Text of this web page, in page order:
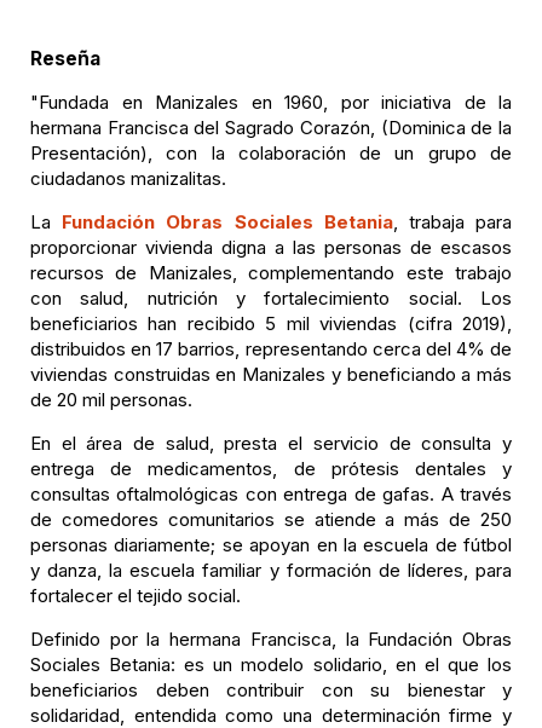
Reseña
"Fundada en Manizales en 1960, por iniciativa de la
hermana Francisca del Sagrado Corazón, (Dominica de la
Presentación), con la colaboración de un grupo de
ciudadanos manizalitas.
La Fundación Obras Sociales Betania, trabaja para
proporcionar vivienda digna a las personas de escasos
recursos de Manizales, complementando este trabajo
con salud, nutrición y fortalecimiento social. Los
beneficiarios han recibido 5 mil viviendas (cifra 2019),
distribuidos en 17 barrios, representando cerca del 4% de
viviendas construidas en Manizales y beneficiando a más
de 20 mil personas.
En el área de salud, presta el servicio de consulta y
entrega de medicamentos, de prótesis dentales y
consultas oftalmológicas con entrega de gafas. A través
de comedores comunitarios se atiende a más de 250
personas diariamente; se apoyan en la escuela de fútbol
y danza, la escuela familiar y formación de líderes, para
fortalecer el tejido social.
Definido por la hermana Francisca, la Fundación Obras
Sociales Betania: es un modelo solidario, en el que los
beneficiarios deben contribuir con su bienestar y
solidaridad, entendida como una determinación firme y